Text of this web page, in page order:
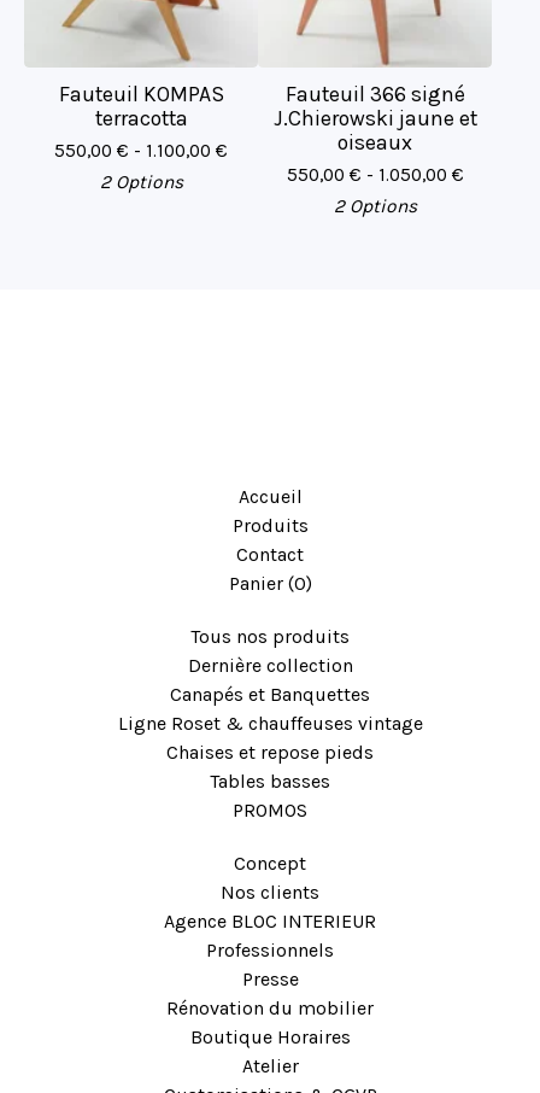
Fauteuil KOMPAS
terracotta
550,00 € - 1.100,00 €
2 Options
Fauteuil 366 signé
J.Chierowski jaune et
oiseaux
550,00 € - 1.050,00 €
2 Options
Accueil
Produits
Contact
Panier (0)
Tous nos produits
Dernière collection
Canapés et Banquettes
Ligne Roset & chauffeuses vintage
Chaises et repose pieds
Tables basses
PROMOS
Concept
Nos clients
Agence BLOC INTERIEUR
Professionnels
Presse
Rénovation du mobilier
Boutique Horaires
Atelier